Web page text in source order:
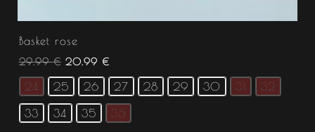
Basket rose
29.99€ 20.99 €
24 25 26 27 28 29 30 31 32
33 34 35 36